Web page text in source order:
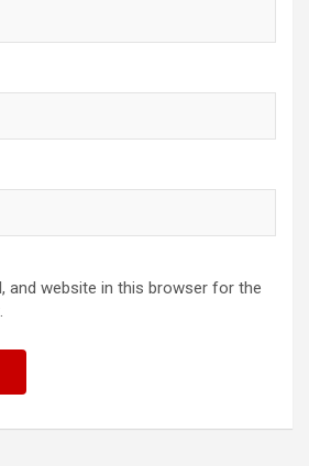
and website in this browser for the